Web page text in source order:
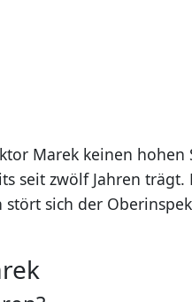
Marek keinen hohen
seit zwölf Jahren trägt.
sich der